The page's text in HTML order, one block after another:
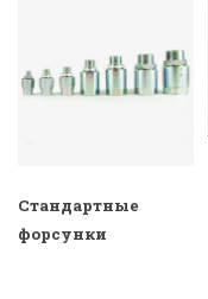
Стандартные
форсунки